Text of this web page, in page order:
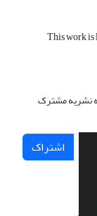
This work is
نشریه مشترک
اشتراک